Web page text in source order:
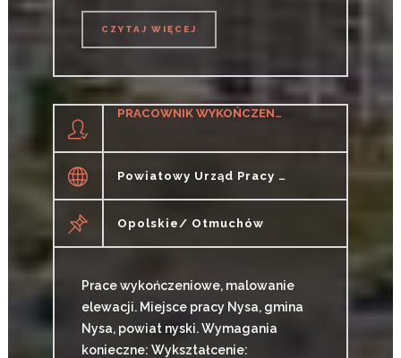
CZYTAJ WIĘCEJ
PRACOWNIK WYKOŃCZENIA WNĘTRZ, MALOWANIE ELEWACJI K/M
Powiatowy Urząd Pracy W Nysie
Opolskie/ Otmuchów
Prace wykończeniowe, malowanie
elewacji. Miejsce pracy Nysa, gmina
Nysa, powiat nyski. Wymagania
konieczne: Wykształcenie: